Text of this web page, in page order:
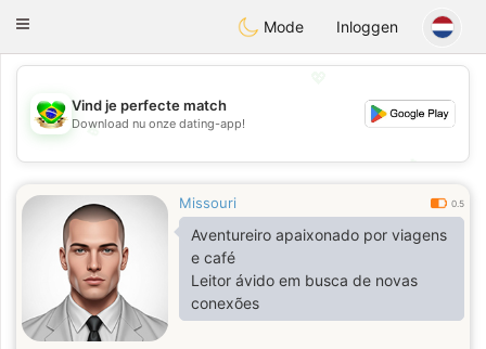
Conversar
Toggle
Mode Inloggen
💖
💕
Vind je perfecte match
Download nu onze dating-app!
Missouri 0.5
Aventureiro apaixonado por viagens
e café
Leitor ávido em busca de novas
conexões